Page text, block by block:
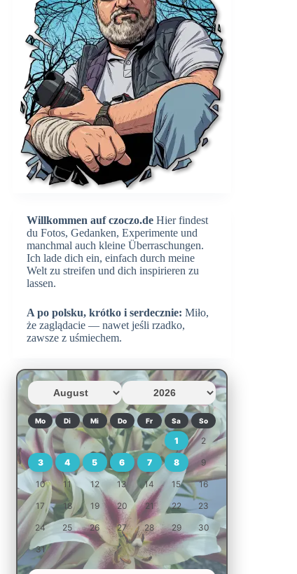
Willkommen auf czoczo.de Hier findest
du Fotos, Gedanken, Experimente und
manchmal auch kleine Überraschungen.
Ich lade dich ein, einfach durch meine
Welt zu streifen und dich inspirieren zu
lassen.
A po polsku, krótko i serdecznie: Miło,
że zaglądacie — nawet jeśli rzadko,
zawsze z uśmiechem.
Mo Di Mi Do Fr Sa So
1 2
3 4 5 6 7 8 9
10 11 12 13 14 15 16
17 18 19 20 21 22 23
24 25 26 27 28 29 30
31